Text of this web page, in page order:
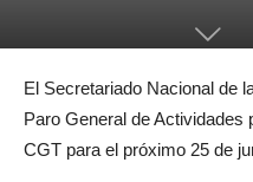
El Secretariado Nacional de
Paro General de Actividades
CGT para el próximo 25 de